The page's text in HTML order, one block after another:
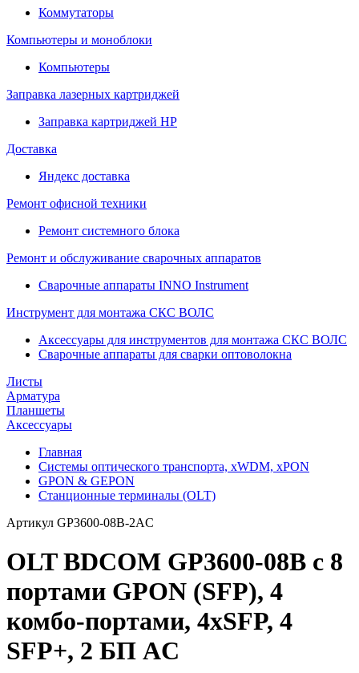
Коммутаторы
Компьютеры и моноблоки
Компьютеры
Заправка лазерных картриджей
Заправка картриджей HP
Доставка
Яндекс доставка
Ремонт офисной техники
Ремонт системного блока
Ремонт и обслуживание сварочных аппаратов
Сварочные аппараты INNO Instrument
Инструмент для монтажа СКС ВОЛС
Аксессуары для инструментов для монтажа СКС ВОЛС
Сварочные аппараты для сварки оптоволокна
Листы
Арматура
Планшеты
Аксессуары
Главная
Системы оптического транспорта, xWDM, xPON
GPON & GEPON
Станционные терминалы (OLT)
Артикул GP3600-08B-2AC
OLT BDCOM GP3600-08B с 8
портами GPON (SFP), 4
комбо-портами, 4хSFP, 4
SFP+, 2 БП АC